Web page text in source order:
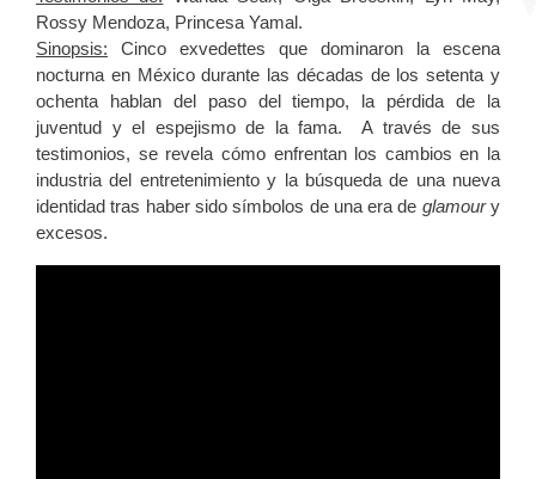
Rossy Mendoza, Princesa Yamal.
Sinopsis: Cinco exvedettes que dominaron la escena
nocturna en México durante las décadas de los setenta y
ochenta hablan del paso del tiempo, la pérdida de la
juventud y el espejismo de la fama. A través de sus
testimonios, se revela cómo enfrentan los cambios en la
industria del entretenimiento y la búsqueda de una nueva
identidad tras haber sido símbolos de una era de glamoury
excesos.